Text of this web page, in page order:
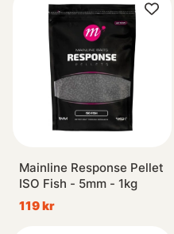
Mainline Response Pellet
ISO Fish - 5mm - 1kg
119 kr